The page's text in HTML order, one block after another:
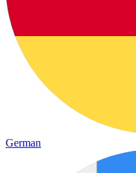
German